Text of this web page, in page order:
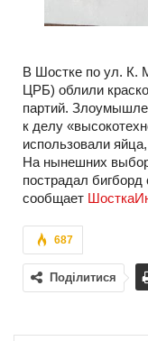
В Шостке по ул. К.
ЦРБ) облили
партий.
к делу
использовали
На нынешних
пострадал
сообщает
687
Поділитися